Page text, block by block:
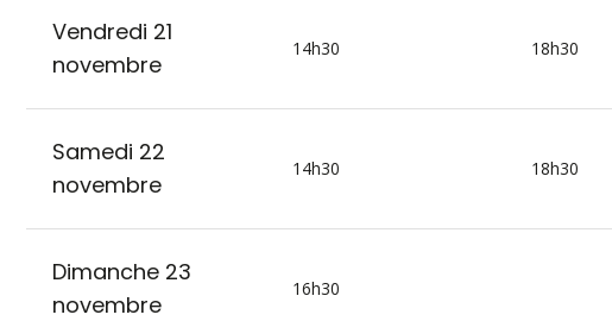
Vendredi 21
novembre
14h30 18h30
Samedi 22
novembre
14h30 18h30
Dimanche 23
novembre
16h30